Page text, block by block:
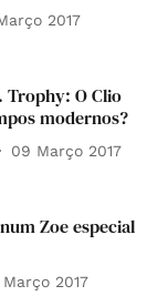
2017
Trophy: O Clio
modernos?
09 Março 2017
Zoe especial
2017